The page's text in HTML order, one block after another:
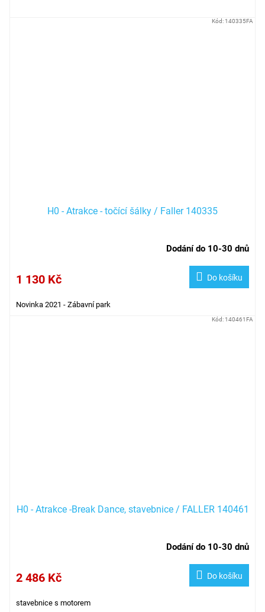
H0 - Atrakce - točící šálky / Faller 140335
Dodání do 10-30 dnů
1 130 Kč Do košíku
Novinka 2021 - Zábavní park
Kód: 140335FA
H0 - Atrakce -Break Dance, stavebnice / FALLER 140461
Dodání do 10-30 dnů
2 486 Kč Do košíku
stavebnice s motorem
Kód: 140461FA